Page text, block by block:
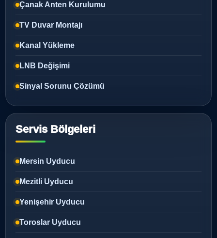
Çanak Anten Kurulumu
TV Duvar Montajı
Kanal Yükleme
LNB Değişimi
Sinyal Sorunu Çözümü
Servis Bölgeleri
Mersin Uyducu
Mezitli Uyducu
Yenişehir Uyducu
Toroslar Uyducu